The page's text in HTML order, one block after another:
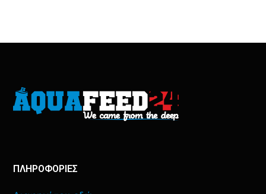
ΠΛΗΡΟΦΟΡΙΕΣ